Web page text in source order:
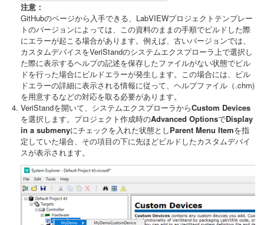
注意：
GitHubのページから入手できる、LabVIEWプロジェクトテンプレー
トのバージョンによっては、この資料のままの手順でビルドした際
にエラーが起こる場合があります。例えば、古いバージョンでは、
カスタムデバイスをVeriStandのシステムエクスプローラ上で選択し
た際に表示するヘルプの記述を保存したファイルがない状態でビル
ドを行った場合にビルドエラーが発生します。この場合には、ビル
ドエラーの詳細に表示される情報に従って、ヘルプファイル（.chm)
を用意するなどの対応を取る必要があります。
VeriStandを開いて、システムエクスプローラからCustom Devices
を選択します。プロジェクト作成時のAdvanced OptionsでDisplay
in a submenyにチェックを入れた状態としParent Menu Itemを指
定していた場合、その項目の下に先ほどビルドしたカスタムデバイ
スが表示されます。